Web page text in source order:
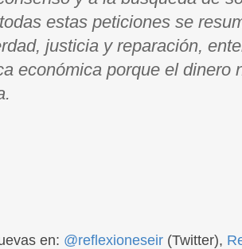
estas peticiones se
justicia y reparación,
económica porque el dinero
en: @reflexioneseir (Twitter),